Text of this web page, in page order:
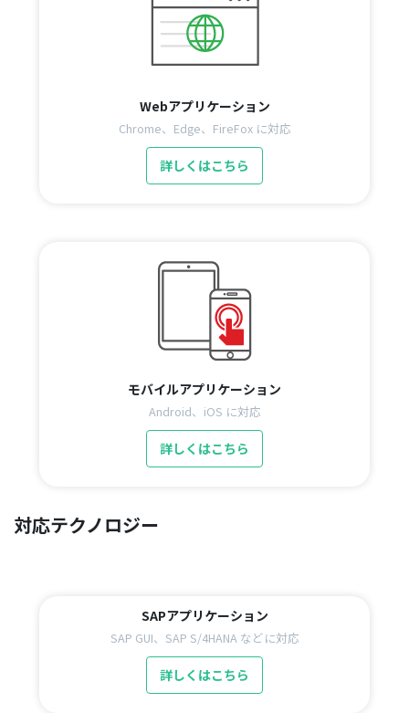
Webアプリケーション
Chrome、Edge、FireFox に対応
詳しくはこちら
モバイルアプリケーション
Android、iOS に対応
詳しくはこちら
対応テクノロジー
SAPアプリケーション
SAP GUI、SAP S/4HANA などに対応
詳しくはこちら